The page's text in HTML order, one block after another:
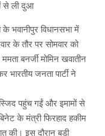
से ली दुआ
के भवानीपुर विधानसभा में
के तौर पर सोमवार को
बनर्जी मोमिन खवातीन
जनता पार्टी ने
पहुंच गईं और इमामों से
के मंत्री फिरहाद हकीम
की। इस दौरान बड़ी